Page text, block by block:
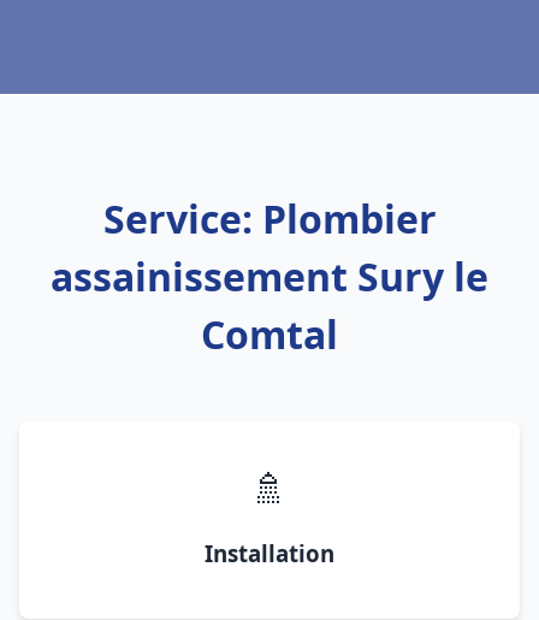
Service: Plombier
assainissement Sury le
Comtal
🚿
Installation